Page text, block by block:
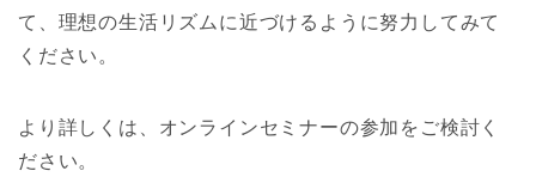
て、理想の生活リズムに近づけるように努力してみて
ください。
より詳しくは、オンラインセミナーの参加をご検討く
ださい。